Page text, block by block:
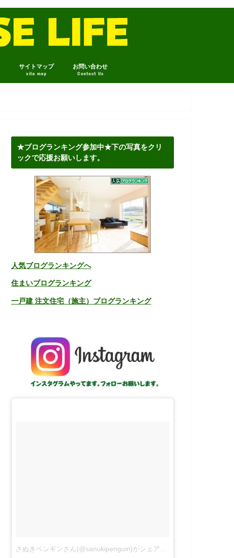
サイトマップ
site map
お問い合わせ
Contact Us
★ブログランキング参加中★下の写真をクリ
ックで応援お願いします。
人気ブログランキングへ
住まいブログランキング
一戸建 注文住宅（施主）ブログランキング